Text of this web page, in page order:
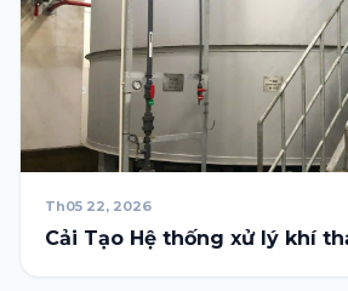
Th05 22, 2026
Cải Tạo Hệ thống xử lý khí